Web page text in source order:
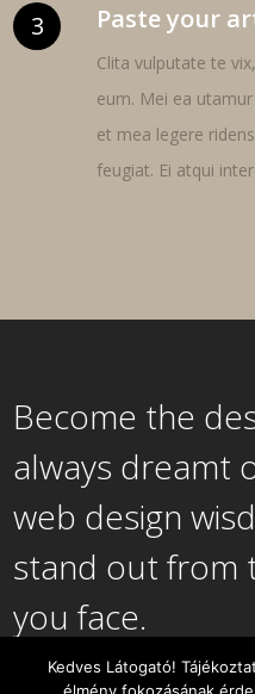
3 Paste your
Clita vulputate te
eum. Mei ea
et mea legere
feugiat. Ei atqui
Become the
always dreamt
web design
stand out from
you face.
Kedves Látogató!